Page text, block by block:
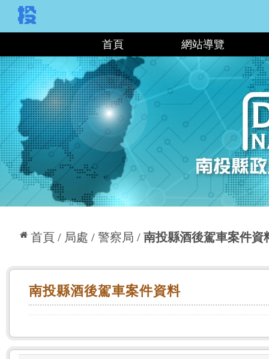
首頁 網站導覽
首頁 局處 警察局 南投縣酒後駕車案件資
:::
南投縣酒後駕車案件資料